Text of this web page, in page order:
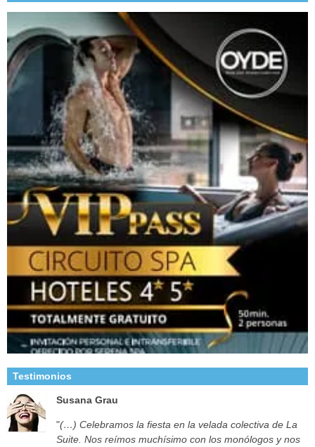
Testimonios
Susana Grau
"(…) Celebramos la fiesta en la velada colectiva de La
Suite. Nos reímos muchísimo con los monólogos y nos